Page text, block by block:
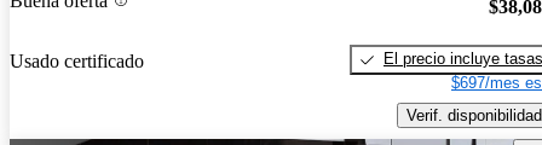
Usado certificado
El precio incluye tasas
$697/mes
Verif. disponibilidad